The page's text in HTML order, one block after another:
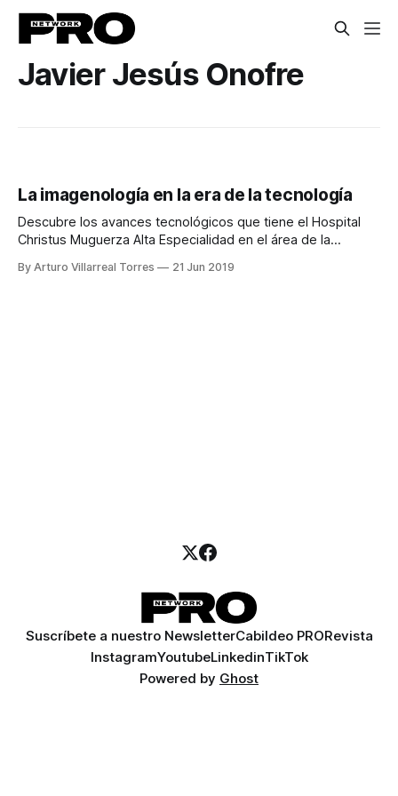
Javier Jesús Onofre
La imagenología en la era de la tecnología
Descubre los avances tecnológicos que tiene el Hospital
Christus Muguerza Alta Especialidad en el área de la
By Arturo Villarreal Torres 21 Jun 2019
Suscríbete a nuestro NewsletterCabildeo PRORevista
InstagramYoutubeLinkedinTikTok
Powered by Ghost